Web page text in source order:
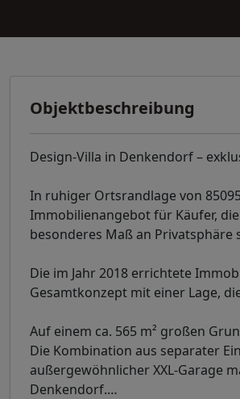
Objektbeschreibung
Design-Villa in Denkendorf –
In ruhiger Ortsrandlage von
Immobilienangebot für Käufer,
besonderes Maß an Privatsphäre
Die im Jahr 2018 errichtete
Gesamtkonzept mit einer Lage,
Auf einem ca. 565 m² großen
Die Kombination aus separater
außergewöhnlicher XXL-Garage
Denkendorf.…